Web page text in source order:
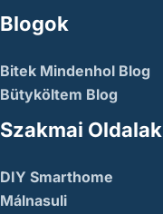
Blogok
Bitek Mindenhol Blog
Bütyköltem Blog
Szakmai Oldalak
DIY Smarthome
Málnasuli